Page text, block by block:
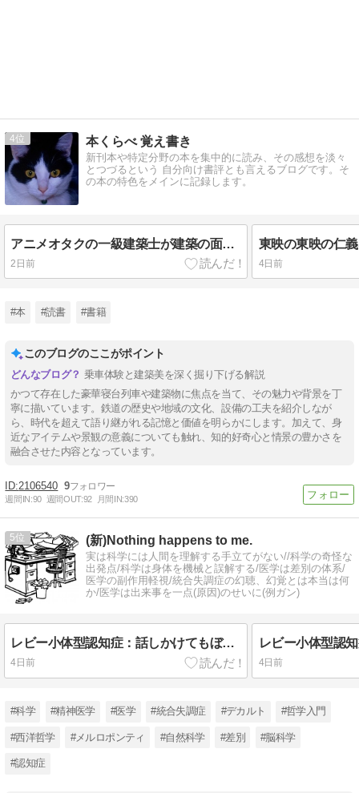
4 本くらべ 覚え書き
新刊本や特定分野の本を集中的に読み、その感想を淡々
とつづるという 自分向け書評とも言えるブログです。そ
の本の特色をメインに記録します。
アニメオタクの一級建築士が建築の面白さを徹底解剖する本。
2日前 4日前
#本 #読書 #書籍
このブログのここがポイント
乗車体験と建築美を深く掘り下げる解説
かつて存在した豪華寝台列車や建築物に焦点を当て、その魅力や背景を丁
寧に描いています。鉄道の歴史や地域の文化、設備の工夫を紹介しなが
ら、時代を超えて語り継がれる記憶と価値を明らかにします。加えて、身
近なアイテムや景観の意義についても触れ、知的好奇心と情景の豊かさを
融合させた内容となっています。
2106540 9
週間IN:90 週間OUT:92 月間IN:390
5 (新)Nothing happens to me.
実は科学には人間を理解する手立てがない//科学の奇怪な
出発点/科学は身体を機械と誤解する/医学は差別の体系/
医学の副作用軽視/統合失調症の幻聴、幻覚とは本当は何
か/医学は出来事を一点(原因)のせいに(例ガン)
レビー小体型認知症：話しかけてもぼうっとして返事がない、傾眠、ちょこちょこ歩き、幻視、幻聴の理由は何か（6/6）
4日前 4日前
#科学 #精神医学 #医学 #統合失調症 #デカルト #哲学入門
#西洋哲学 #メルロポンティ #自然科学 #差別 #脳科学
#認知症